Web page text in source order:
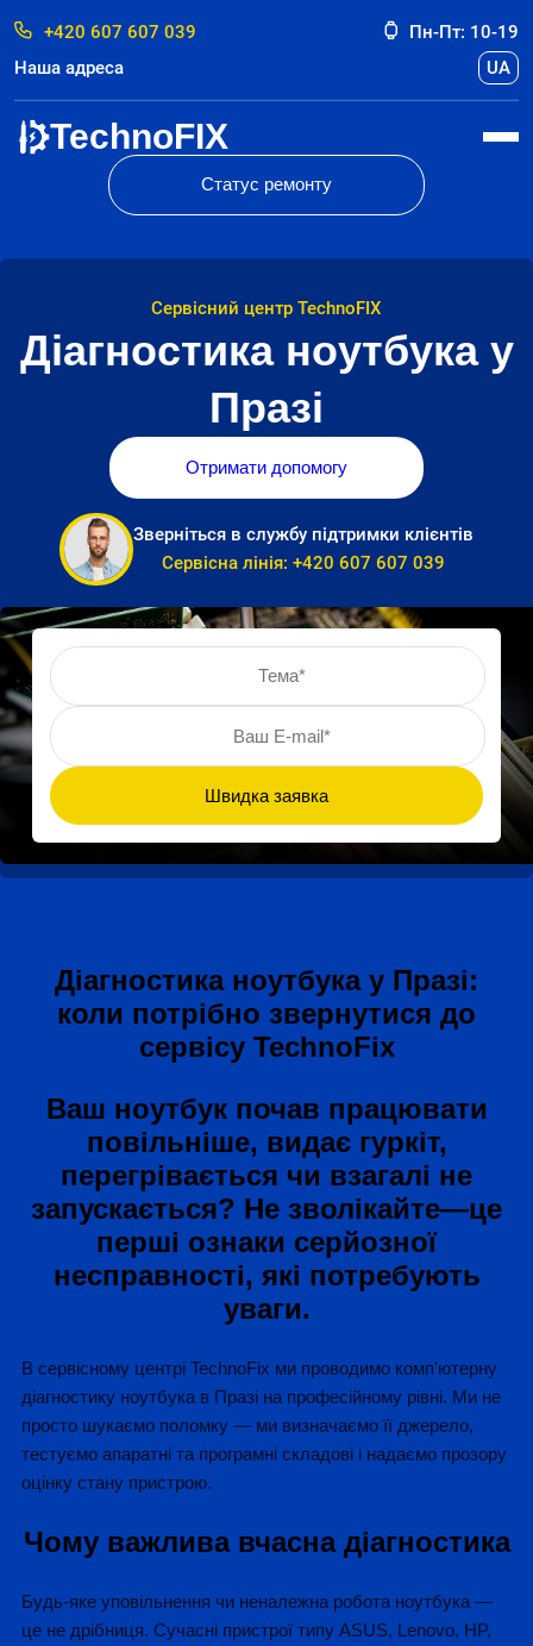
+420 607 607 039
Пн-Пт: 10-19
Наша адреса
UA
TechnoFIX
Статус ремонту
Сервісний центр TechnoFIX
Діагностика ноутбука у
Празі
Отримати допомогу
Зверніться в службу підтримки клієнтів
Сервісна лінія: +420 607 607 039
Діагностика ноутбука у Празі:
коли потрібно звернутися до
сервісу TechnoFix
Ваш ноутбук почав працювати
повільніше, видає гуркіт,
перегрівається чи взагалі не
запускається? Не зволікайте—це
перші ознаки серйозної
несправності, які потребують
уваги.
В сервісному центрі TechnoFix ми проводимо комп'ютерну
діагностику ноутбука в Празі на професійному рівні. Ми не
просто шукаємо поломку — ми визначаємо її джерело,
тестуємо апаратні та програмні складові і надаємо прозору
оцінку стану пристрою.
Чому важлива вчасна діагностика
Будь-яке уповільнення чи неналежна робота ноутбука —
це не дрібниця. Сучасні пристрої типу ASUS, Lenovo, HP,